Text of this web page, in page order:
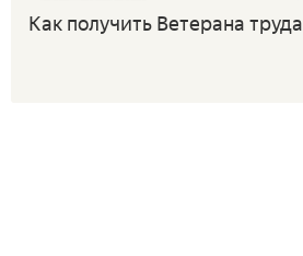
Как получить Ветерана труда